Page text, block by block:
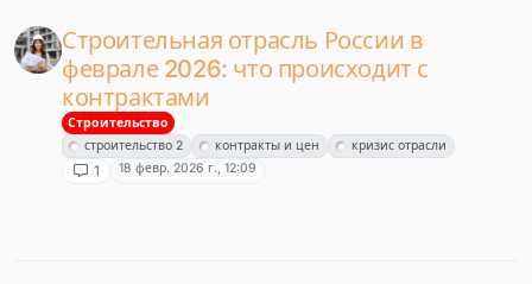
Строительная отрасль России в
феврале 2026: что происходит с
контрактами
Строительство
строительство 2
контракты и цен кризис отрасли
1 18 февр. 2026 г., 12:09